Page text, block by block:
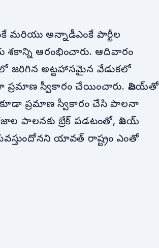
మరియు అన్నాడీఎంకే పార్టీల
శకాన్ని ఆరంభించారు. ఆదివారం
జరిగిన అట్టహాసమైన వేడుకలో
ప్రమాణ స్వీకారం చేయించారు. విజయ్‌తో
కూడా ప్రమాణ స్వీకారం చేసి పాలనా
పాలనకు బ్రేక్ పడటంతో, విజయ్
యావత్ రాష్ట్రం ఎంతో